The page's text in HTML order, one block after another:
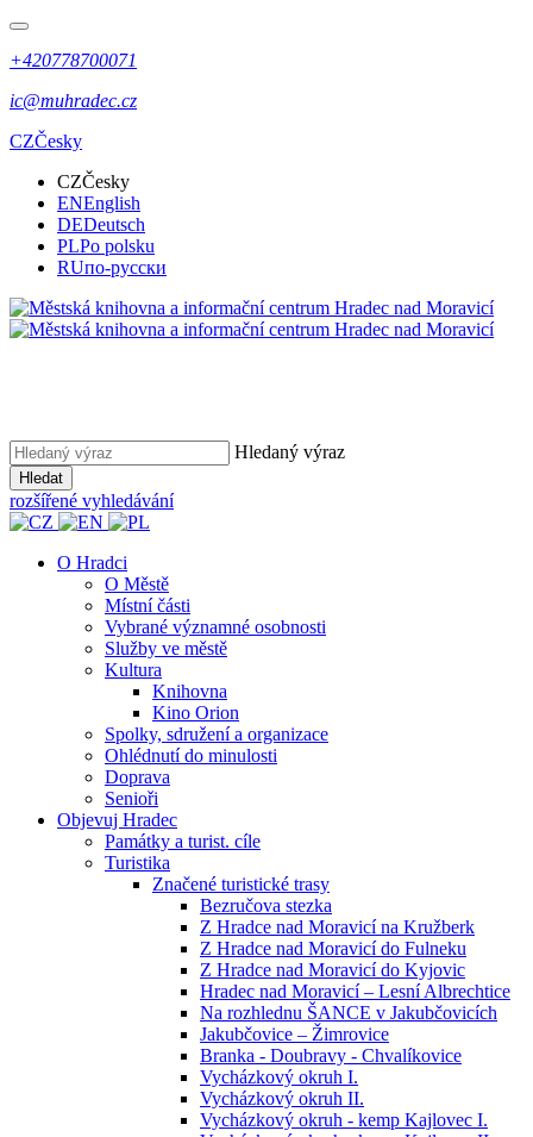
+420778700071
ic@muhradec.cz
CZČesky
CZČesky
ENEnglish
DEDeutsch
PLPo polsku
RUпо-русски
Hledaný výraz
Hledat
rozšířené vyhledávání
O Hradci
O Městě
Místní části
Vybrané významné osobnosti
Služby ve městě
Kultura
Knihovna
Kino Orion
Spolky, sdružení a organizace
Ohlédnutí do minulosti
Doprava
Senioři
Objevuj Hradec
Památky a turist. cíle
Turistika
Značené turistické trasy
Bezručova stezka
Z Hradce nad Moravicí na Kružberk
Z Hradce nad Moravicí do Fulneku
Z Hradce nad Moravicí do Kyjovic
Hradec nad Moravicí – Lesní Albrechtice
Na rozhlednu ŠANCE v Jakubčovicích
Jakubčovice – Žimrovice
Branka - Doubravy - Chvalíkovice
Vycházkový okruh I.
Vycházkový okruh II.
Vycházkový okruh - kemp Kajlovec I.